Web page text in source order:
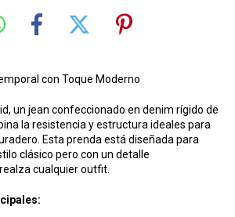
con Toque Moderno
un jean confeccionado en denim rígido de
la resistencia y estructura ideales para
Esta prenda está diseñada para
clásico pero con un detalle
cualquier outfit.